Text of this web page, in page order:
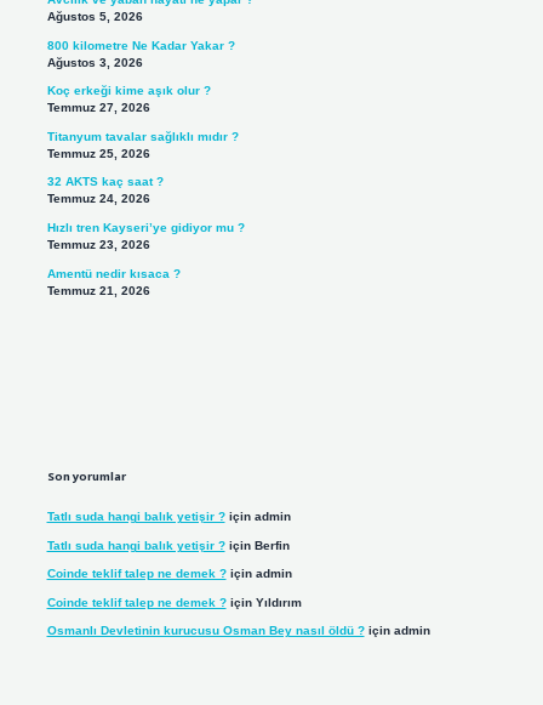
Ağustos 5, 2026
800 kilometre Ne Kadar Yakar ?
Ağustos 3, 2026
Koç erkeği kime aşık olur ?
Temmuz 27, 2026
Titanyum tavalar sağlıklı mıdır ?
Temmuz 25, 2026
32 AKTS kaç saat ?
Temmuz 24, 2026
Hızlı tren Kayseri’ye gidiyor mu ?
Temmuz 23, 2026
Amentü nedir kısaca ?
Temmuz 21, 2026
Son yorumlar
Tatlı suda hangi balık yetişir ?için admin
Tatlı suda hangi balık yetişir ?için Berfin
Coinde teklif talep ne demek ?için admin
Coinde teklif talep ne demek ?için Yıldırım
Osmanlı Devletinin kurucusu Osman Bey nasıl öldü ?için admin